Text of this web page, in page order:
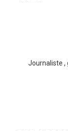
Journaliste ,